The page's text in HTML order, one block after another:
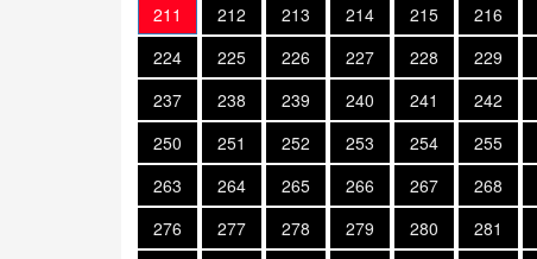
211
212 213 214 215 216
224
225 226 227 228 229
237
238 239 240 241 242
250
251 252 253 254 255
263
264 265 266 267 268
276
277 278 279 280 281